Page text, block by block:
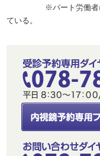
※パート労働者につい
ている。